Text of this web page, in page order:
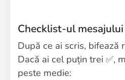
Checklist-ul
După ce ai scris, bifează
Dacă ai cel puțin trei ✅,
peste medie: